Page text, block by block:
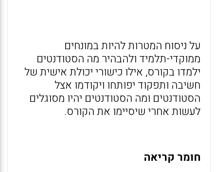
על ניסוח המטרות להיות במונחים
ממוקדי-תלמיד ולהבהיר מה הסטודנטים
ילמדו בקורס, אילו כישורי יכולת אישית של
חשיבה ותפקוד יפותחו ויקודמו אצל
הסטודנטים ומה הסטודנטים יהיו מסוגלים
לעשות אחרי שיסיימו את הקורס.
חומר קריאה